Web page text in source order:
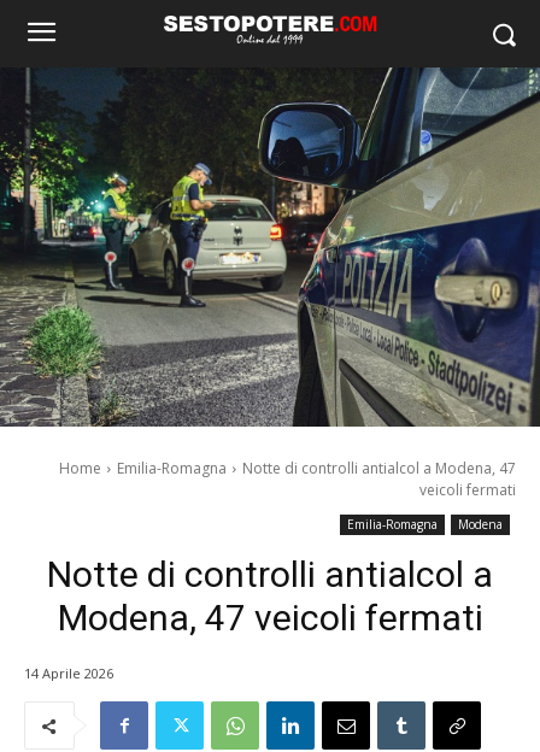
Home Emilia-Romagna
Notte di controlli antialcol a Modena, 47
veicoli fermati
Emilia-Romagna Modena
Notte di controlli antialcol a
Modena, 47 veicoli fermati
14 Aprile 2026